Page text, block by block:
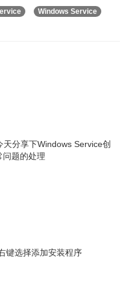
Windows Service
分享下Windows Service创
问题的处理
键选择添加安装程序